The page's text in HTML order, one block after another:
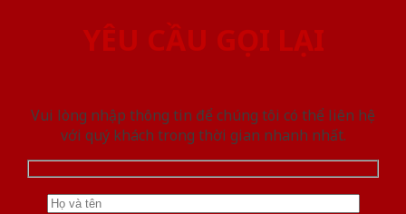
YÊU CẦU GỌI LẠI
Vui lòng nhập thông tin để chúng tôi có thể liên hệ
với quý khách trong thời gian nhanh nhất.